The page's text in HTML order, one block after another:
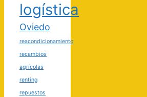
logística
Oviedo
reacondicionamiento
recambios
agrícolas
renting
repuestos